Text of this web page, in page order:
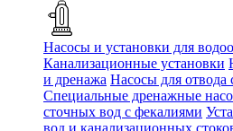
Насосы и установки для
Канализационные установки
и дренажа Насосы для отвода
Специальные дренажные
сточных вод c фекалиями
вод и канализационных